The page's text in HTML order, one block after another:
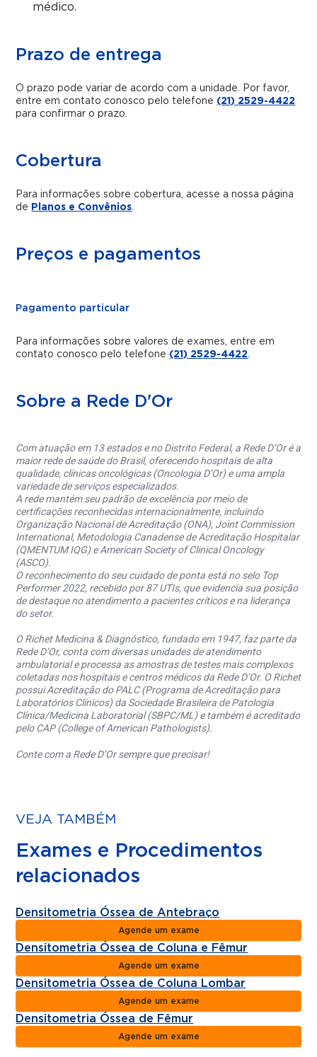
médico.
Prazo de entrega
O prazo pode variar de acordo com a unidade. Por favor,
entre em contato conosco pelo telefone (21) 2529-4422
para confirmar o prazo.
Cobertura
Para informações sobre cobertura, acesse a nossa página
de Planos e Convênios.
Preços e pagamentos
Pagamento particular
Para informações sobre valores de exames, entre em
contato conosco pelo telefone (21) 2529-4422.
Sobre a Rede D'Or
Com atuação em 13 estados e no Distrito Federal, a Rede D’Or é a
maior rede de saúde do Brasil, oferecendo hospitais de alta
qualidade, clínicas oncológicas (Oncologia D’Or) e uma ampla
variedade de serviços especializados.
A rede mantém seu padrão de excelência por meio de
certificações reconhecidas internacionalmente, incluindo
Organização Nacional de Acreditação (ONA), Joint Commission
International, Metodologia Canadense de Acreditação Hospitalar
(QMENTUM IQG) e American Society of Clinical Oncology
(ASCO).
O reconhecimento do seu cuidado de ponta está no selo Top
Performer 2022, recebido por 87 UTIs, que evidencia sua posição
de destaque no atendimento a pacientes críticos e na liderança
do setor.
O Richet Medicina & Diagnóstico, fundado em 1947, faz parte da
Rede D’Or, conta com diversas unidades de atendimento
ambulatorial e processa as amostras de testes mais complexos
coletadas nos hospitais e centros médicos da Rede D’Or. O Richet
possui Acreditação do PALC (Programa de Acreditação para
Laboratórios Clínicos) da Sociedade Brasileira de Patologia
Clínica/Medicina Laboratorial (SBPC/ML) e também é acreditado
pelo CAP (College of American Pathologists).
Conte com a Rede D’Or sempre que precisar!
VEJA TAMBÉM
Exames e Procedimentos
relacionados
Densitometria Óssea de Antebraço
Agende um exame
Densitometria Óssea de Coluna e Fêmur
Agende um exame
Densitometria Óssea de Coluna Lombar
Agende um exame
Densitometria Óssea de Fêmur
Agende um exame